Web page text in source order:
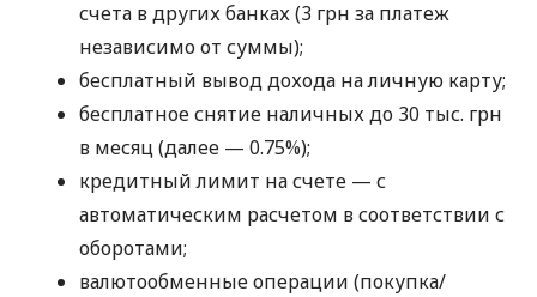
счета в других банках (3 грн за платеж
независимо от суммы);
бесплатный вывод дохода на личную карту;
бесплатное снятие наличных до 30 тыс. грн
в месяц (далее — 0.75%);
кредитный лимит на счете — с
автоматическим расчетом в соответствии с
оборотами;
валютообменные операции (покупка/